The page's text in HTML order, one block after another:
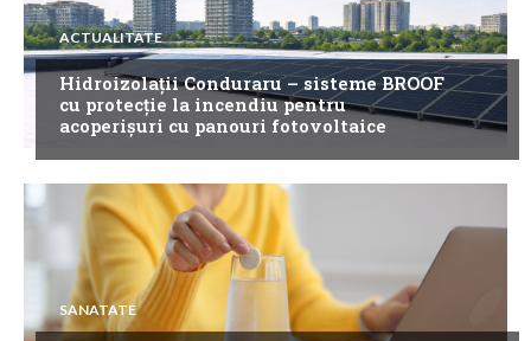
ACTUALITATE
Hidroizolații Conduraru – sisteme BROOF
cu protecție la incendiu pentru
acoperișuri cu panouri fotovoltaice
SANATATE